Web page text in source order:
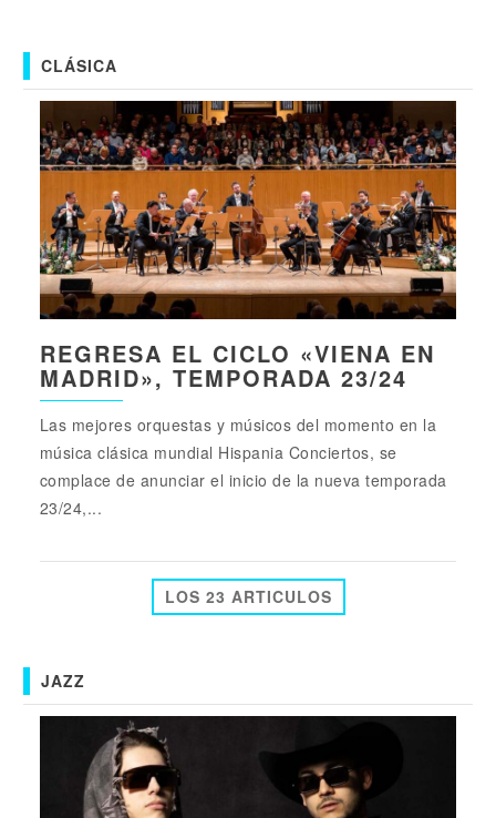
CLÁSICA
REGRESA EL CICLO «VIENA EN
MADRID», TEMPORADA 23/24
Las mejores orquestas y músicos del momento en la
música clásica mundial Hispania Conciertos, se
complace de anunciar el inicio de la nueva temporada
23/24,...
LOS 23 ARTICULOS
JAZZ